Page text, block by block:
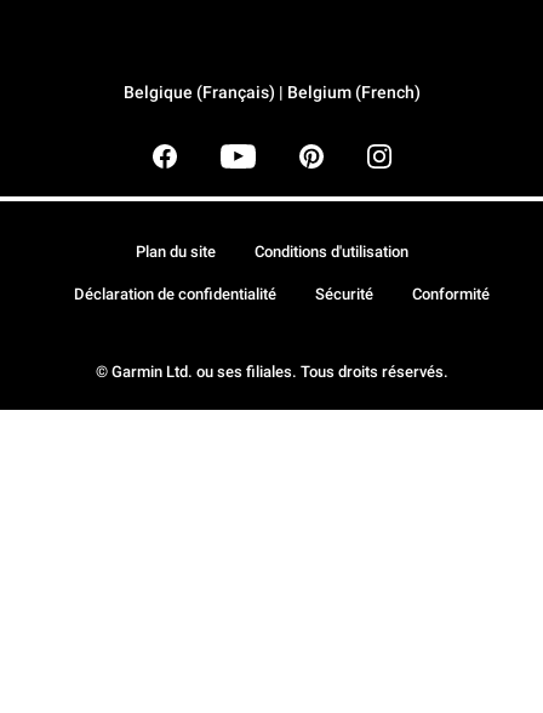
Belgique (Français) | Belgium (French)
© Garmin Ltd. ou ses filiales. Tous droits réservés.
Plan du site Conditions d'utilisation
Déclaration de confidentialité Sécurité Conformité